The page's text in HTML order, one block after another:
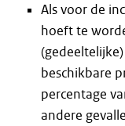
Als voor de
hoeft te
beschikbare
percentage
andere